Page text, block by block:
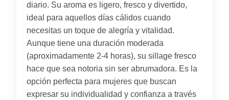
diario. Su aroma es ligero, fresco y divertido,
ideal para aquellos días cálidos cuando
necesitas un toque de alegría y vitalidad.
Aunque tiene una duración moderada
(aproximadamente 2-4 horas), su sillage fresco
hace que sea notoria sin ser abrumadora. Es la
opción perfecta para mujeres que buscan
expresar su individualidad y confianza a través